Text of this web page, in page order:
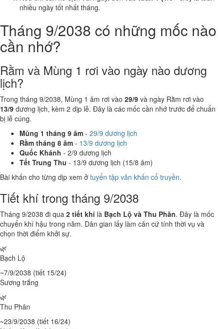
nhiều ngày tốt nhất tháng.
Tháng 9/2038 có những mốc nào
cần nhớ?
Rằm và Mùng 1 rơi vào ngày nào dương
lịch?
Trong tháng 9/2038, Mùng 1 âm rơi vào 29/9 và ngày Rằm rơi vào
13/9 dương lịch, kèm 2 dịp lễ. Đây là các mốc cần nhớ trước để chuẩn
bị lễ cúng.
Mùng 1 tháng 9 âm - 29/9 dương lịch
Rằm tháng 8 âm - 13/9 dương lịch
Quốc Khánh - 2/9 dương lịch
Tết Trung Thu - 13/9 dương lịch (15/8 âm)
Bài khấn cho từng dịp xem ở tuyển tập văn khấn cổ truyền.
Tiết khí trong tháng 9/2038
Tháng 9/2038 đi qua 2 tiết khí là Bạch Lộ và Thu Phân. Đây là mốc
chuyển khí hậu trong năm. Dân gian lấy làm căn cứ tính thời vụ và
chọn thời điểm khởi sự.
🌿
Bạch Lộ
~7/9/2038 (tiết 15/24)
Sương trắng
🌿
Thu Phân
~23/9/2038 (tiết 16/24)